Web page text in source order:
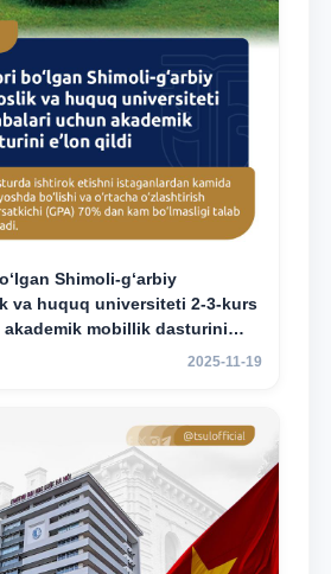
Shimoli-g‘arbiy
va huquq universiteti 2-3-kurs
mobillik dasturini
2025-11-19